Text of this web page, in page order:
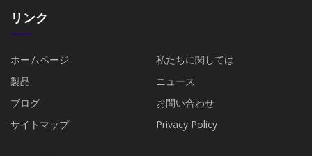
リンク
ホームページ
私たちに関しては
製品
ニュース
ブログ
お問い合わせ
サイトマップ
Privacy Policy